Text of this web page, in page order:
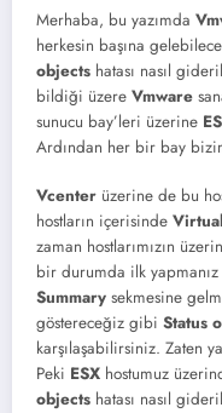
Merhaba, bu yazımda
herkesin başına
objects hatası nasıl
bildiği üzere Vmware
sunucu bay’leri üzerine
Ardından her bir bay
Vcenter üzerine de bu
hostların içerisinde
zaman hostlarımızın
bir durumda ilk yapmanız
Summary sekmesine
göstereceğiz gibi Status
karşılaşabilirsiniz. Zaten
Peki ESX hostumuz
objects hatası nasıl